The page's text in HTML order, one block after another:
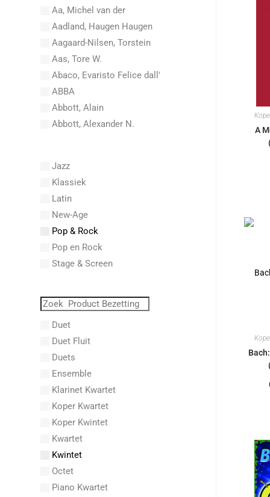
A
Aa, Michel van der
Aadland, Haugen Haugen
Aagaard-Nilsen, Torstein
Aas, Tore W.
Abaco, Evaristo Felice dall'
ABBA
Abbott, Alain
Abbott, Alexander N.
Abel, Lex
Aberg, Johan Ludvig
Aboucaya, Christian
Aboulker, Isabelle
Abraham, Paul
Abrams, Lester
Abreu, Zequinha
Absil, Jean
Abt, Franz Wilhelm
AC/DC
Achleitner, Rudolf
Acker, Dieter
Acosta, Omar
Adam Gorb
Adam, Adolphe Charles
Adam, Amy
Adams, Billy
Adams, Bryan
Adams, Byron
Jazz
Klassiek
Latin
New-Age
Pop & Rock
Pop en Rock
Stage & Screen
Duet
Duet Fluit
Duets
Ensemble
Klarinet Kwartet
Koper Kwartet
Koper Kwintet
Kwartet
Kwintet
Octet
Piano Kwartet